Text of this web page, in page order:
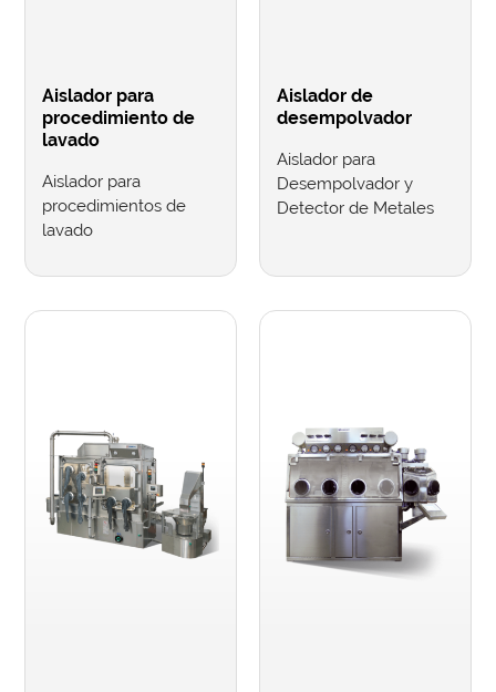
Aislador para
procedimiento de
lavado
Aislador para
procedimientos de
lavado
Aislador de
desempolvador
Aislador para
Desempolvador y
Detector de Metales